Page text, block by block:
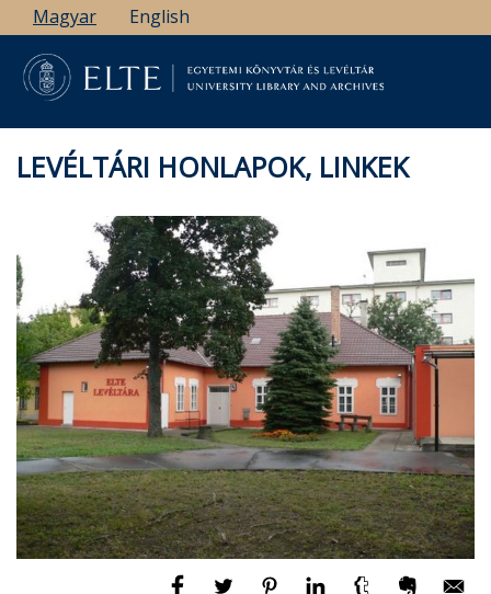
Ugrás
a
tartalomra
Magyar English
LEVÉLTÁRI HONLAPOK, LINKEK